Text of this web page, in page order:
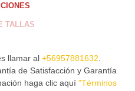
TALLAS
llamar al +56957881632.
de Satisfacción y Garantía
haga clic aquí "Términos